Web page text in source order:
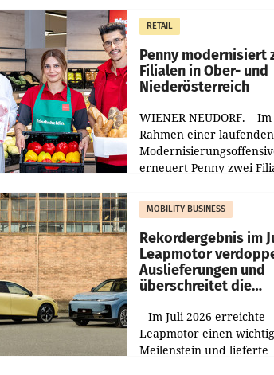
gemacht und die
Markterwartung deutlich
übertroffen.
RETAIL
Penny modernisiert
Filialen in Ober- und
Niederösterreich
WIENER NEUDORF. – Im
Rahmen einer laufenden
erneuert Penny zwei
Die beiden Standorte
Haag sowie im rund
MOBILITY BUSINESS
Rekordergebnis im
Leapmotor
Auslieferungen und
überschreitet die
– Im Juli 2026 erreichte
Leapmotor einen
Meilenstein und lieferte